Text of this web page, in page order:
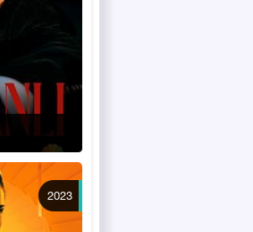
2023